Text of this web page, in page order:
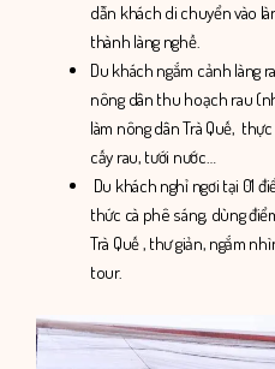
dẫn khách di chuyển vào
thành làng nghề.
Du khách ngắm cảnh làng
nông dân thu hoạch rau
làm nông dân Trà Quế,
cấy rau, tưới nước…
Du khách nghỉ ngơi tại 01
thức cà phê sáng, dùng
Trà Quế , thư giản, ngắm
tour.